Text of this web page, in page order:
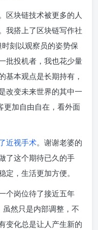
区块链技术被更多的人
我搭上了区块链写作社
刻以观察员的姿势保
批投机者，我也花少量
基本观点是长期持有，
改变未来世界的其中一
更加自由自在，看外面
近视手术。谢谢老婆的
了这个期待已久的手
，生活更加方便。
个岗位待了接近五年
然只是内部调整，不
变化总是让人产生新的